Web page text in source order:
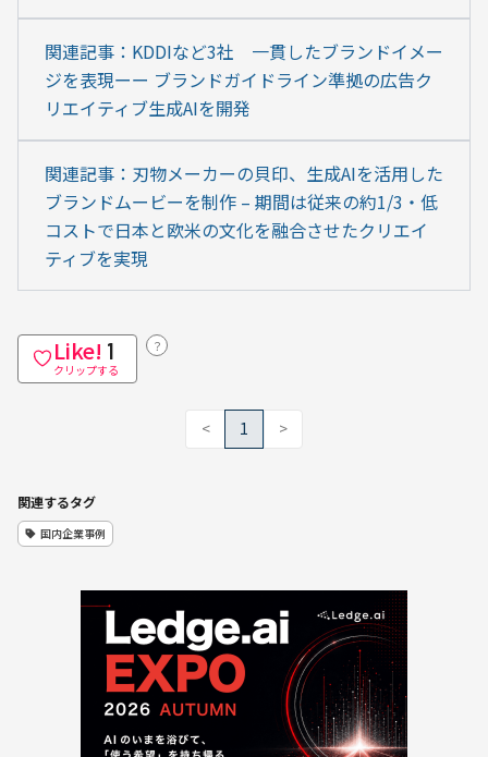
関連記事：KDDIなど3社　一貫したブランドイメー
ジを表現ーー ブランドガイドライン準拠の広告ク
リエイティブ生成AIを開発
関連記事：刃物メーカーの貝印、生成AIを活用した
ブランドムービーを制作 – 期間は従来の約1/3・低
コストで日本と欧米の文化を融合させたクリエイ
ティブを実現
Like! 1
クリップする
？
< 1 >
関連するタグ
国内企業事例